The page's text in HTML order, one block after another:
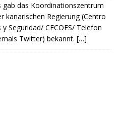
das Koordinationszentrum
kanarischen Regierung (Centro
Seguridad/ CECOES/ Telefon
Twitter) bekannt. […]